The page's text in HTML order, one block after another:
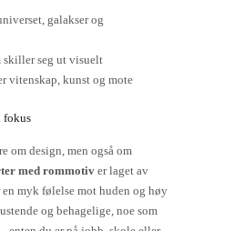
galakser og
skiller seg ut visuelt
vitenskap, kunst og mote
fokus
om design, men også om
med rommotiver laget av
myk følelse mot huden og høy
og behagelige, noe som